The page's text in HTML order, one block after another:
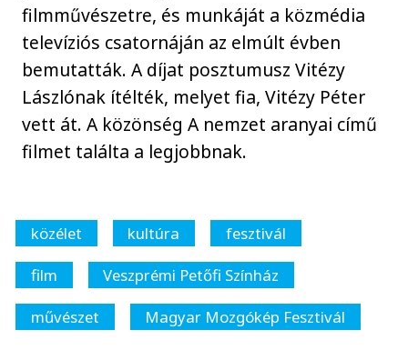
filmművészetre, és munkáját a közmédia
televíziós csatornáján az elmúlt évben
bemutatták. A díjat posztumusz Vitézy
Lászlónak ítélték, melyet fia, Vitézy Péter
vett át. A közönség A nemzet aranyai című
filmet találta a legjobbnak.
közélet kultúra
fesztivál
film
Veszprémi Petőfi Színház
művészet
Magyar Mozgókép Fesztivál